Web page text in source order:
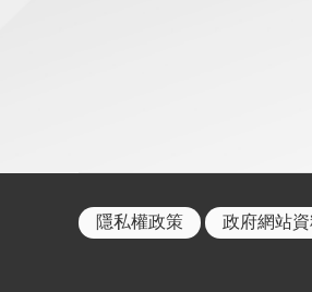
隱私權政策 政府網站